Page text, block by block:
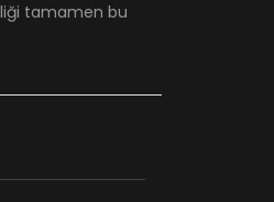
tamamen bu